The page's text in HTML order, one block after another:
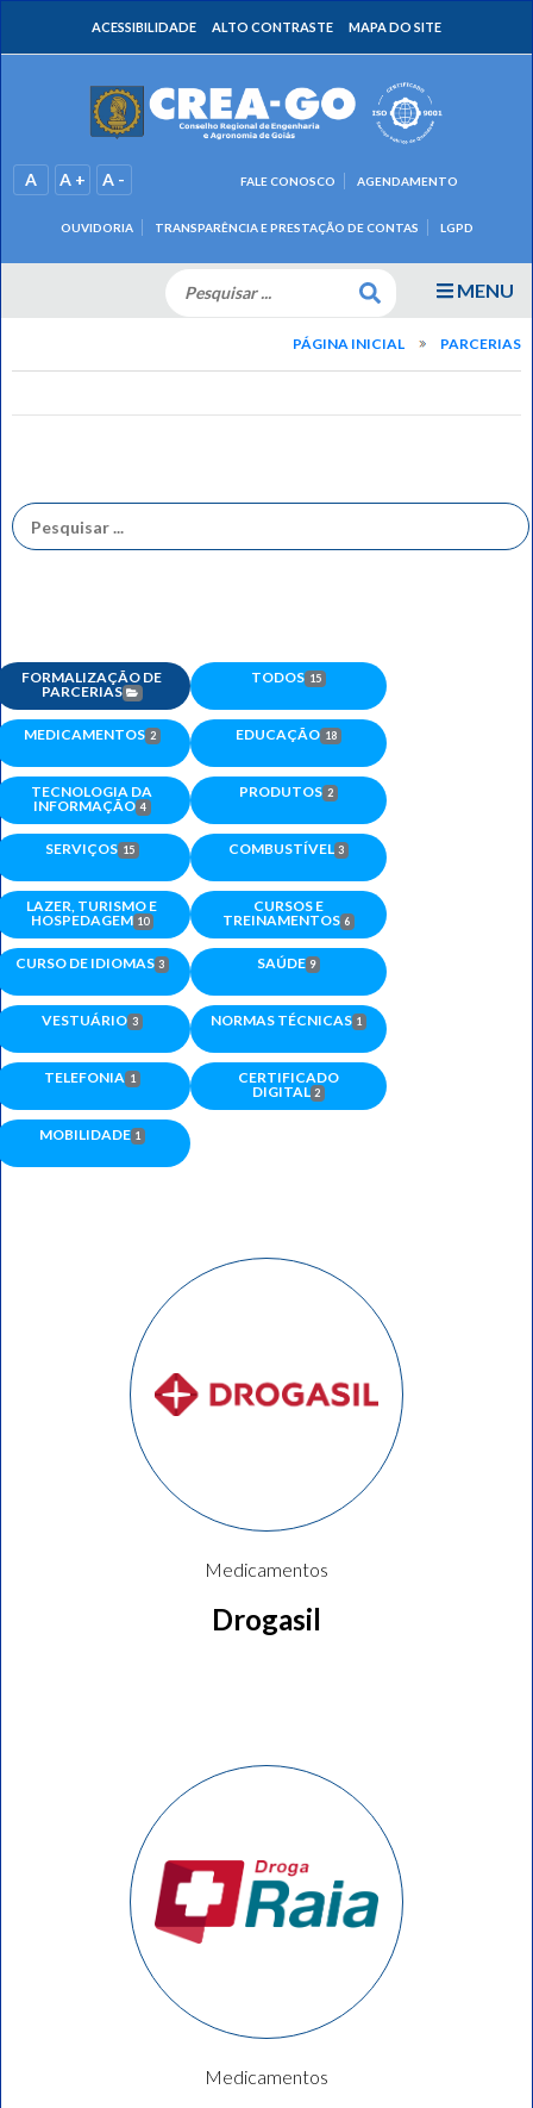
ACESSIBILIDADE ALTO CONTRASTE MAPA DO SITE
A A + A -
OUVIDORIA TRANSPARÊNCIA E PRESTAÇÃO DE CONTAS LGPD
FALE CONOSCO AGENDAMENTO
MENU
PÁGINA INICIAL PARCERIAS
FORMALIZAÇÃO DE
PARCERIAS
TODOS 15
MEDICAMENTOS 2 EDUCAÇÃO 18
TECNOLOGIA DA
INFORMAÇÃO 4
PRODUTOS 2
SERVIÇOS 15 COMBUSTÍVEL 3
LAZER, TURISMO E
HOSPEDAGEM 10
CURSOS E
TREINAMENTOS 6
CURSO DE IDIOMAS 3 SAÚDE 9
VESTUÁRIO 3 NORMAS TÉCNICAS 1
TELEFONIA 1
CERTIFICADO
DIGITAL 2
MOBILIDADE 1
Medicamentos
Drogasil
Medicamentos